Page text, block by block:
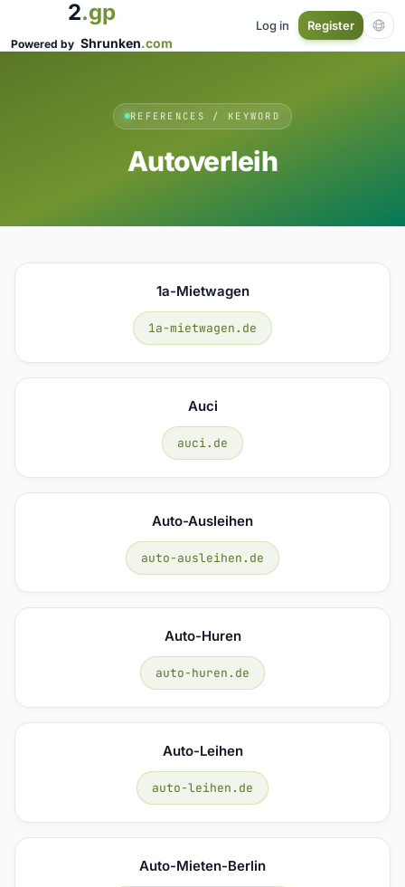
2.gp
Powered by Shrunken.com
Log in Register
REFERENCES / KEYWORD
Autoverleih
1a-Mietwagen
1a-mietwagen.de
Auci
auci.de
Auto-Ausleihen
auto-ausleihen.de
Auto-Huren
auto-huren.de
Auto-Leihen
auto-leihen.de
Auto-Mieten-Berlin